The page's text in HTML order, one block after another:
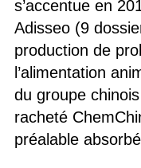
s’accentue en
Adisseo (9
production de
l’alimentation
du groupe
racheté
préalable